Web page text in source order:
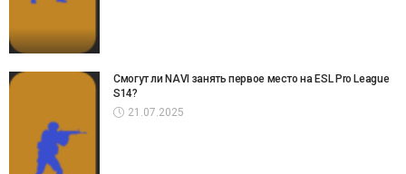
Смогут ли NAVI занять первое место на ESL Pro League
S14?
21.07.2025